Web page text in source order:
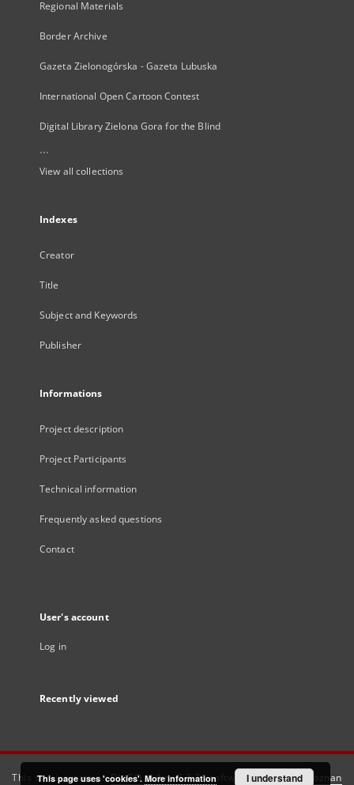
Regional Materials
Border Archive
Gazeta Zielonogórska - Gazeta Lubuska
International Open Cartoon Contest
Digital Library Zielona Gora for the Blind
...
View all collections
Indexes
Creator
Title
Subject and Keywords
Publisher
Informations
Project description
Project Participants
Technical information
Frequently asked questions
Contact
User's account
Log in
Recently viewed
This service runs onDInGO dLibra 6.3.21software created by Poznan
This page uses 'cookies'. More information I understand